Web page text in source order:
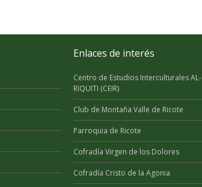
Enlaces de interés
Centro de Estudios Interculturales AL-
RIQUITI (CEIR)
Club de Montaña Valle de Ricote
Parroquia de Ricote
Cofradía Virgen de los Dolores
Cofradía Cristo de la Agonia